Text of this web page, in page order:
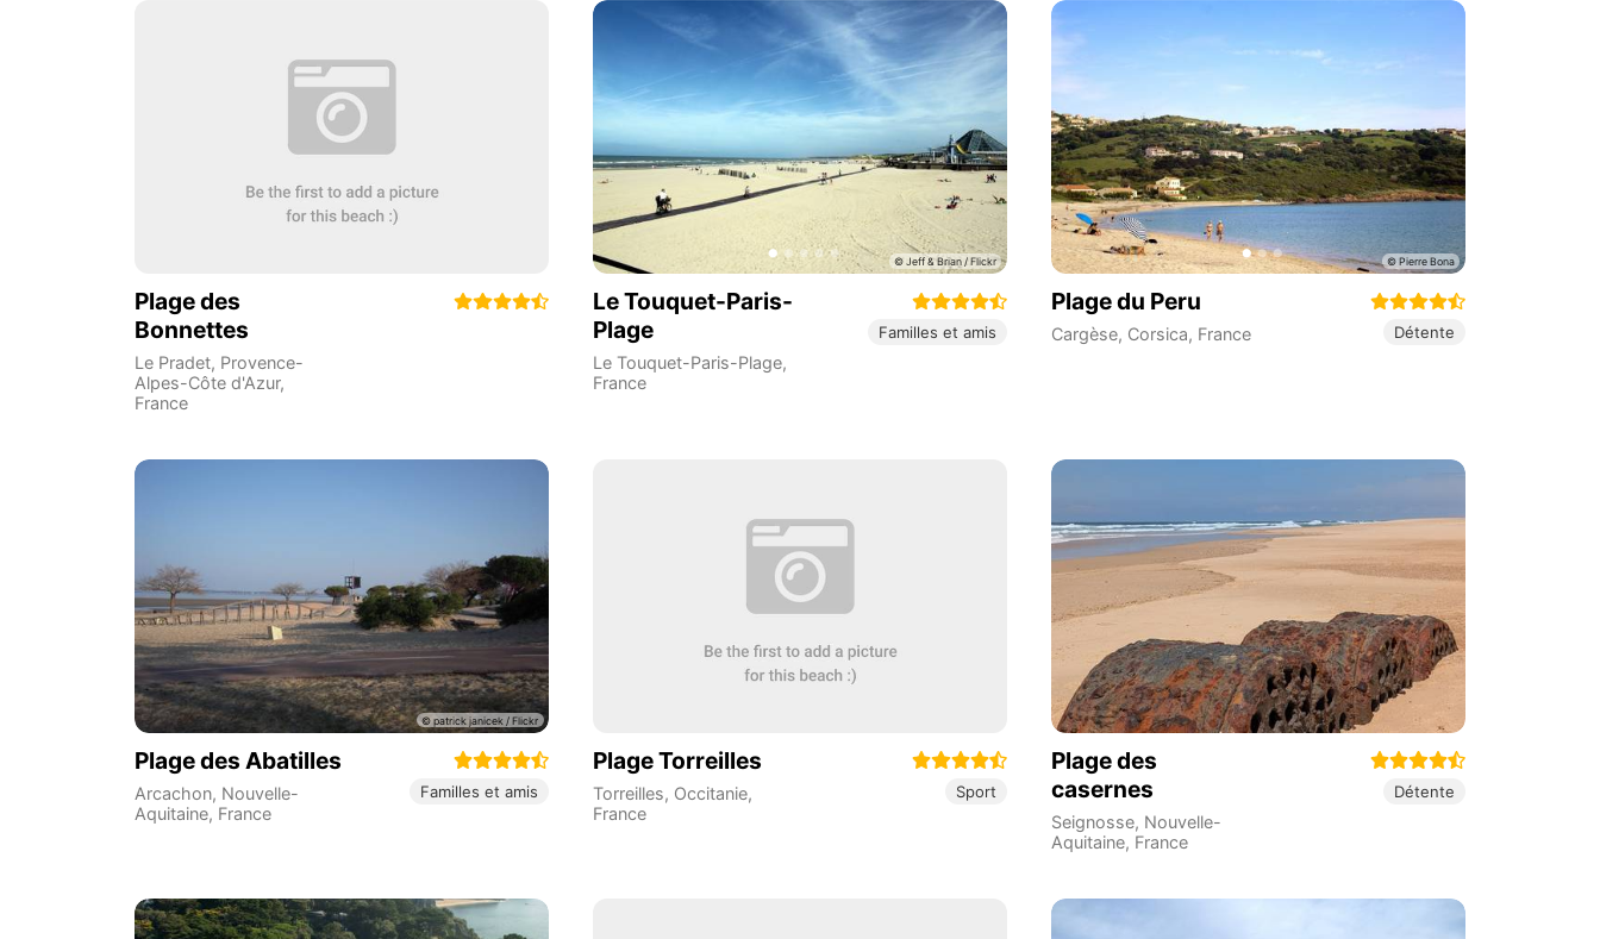
Plage des
Bonnettes
Le Pradet, Provence-
Alpes-Côte d'Azur,
France
Le Touquet-Paris-
Plage
Le Touquet-Paris-Plage,
France
Familles et amis
Plage du Peru
Cargèse, Corsica, France Détente
Plage des Abatilles
Arcachon, Nouvelle-
Aquitaine, France
Familles et amis
Plage Torreilles
Torreilles, Occitanie,
France
Sport
Plage des
casernes
Seignosse, Nouvelle-
Aquitaine, France
Détente